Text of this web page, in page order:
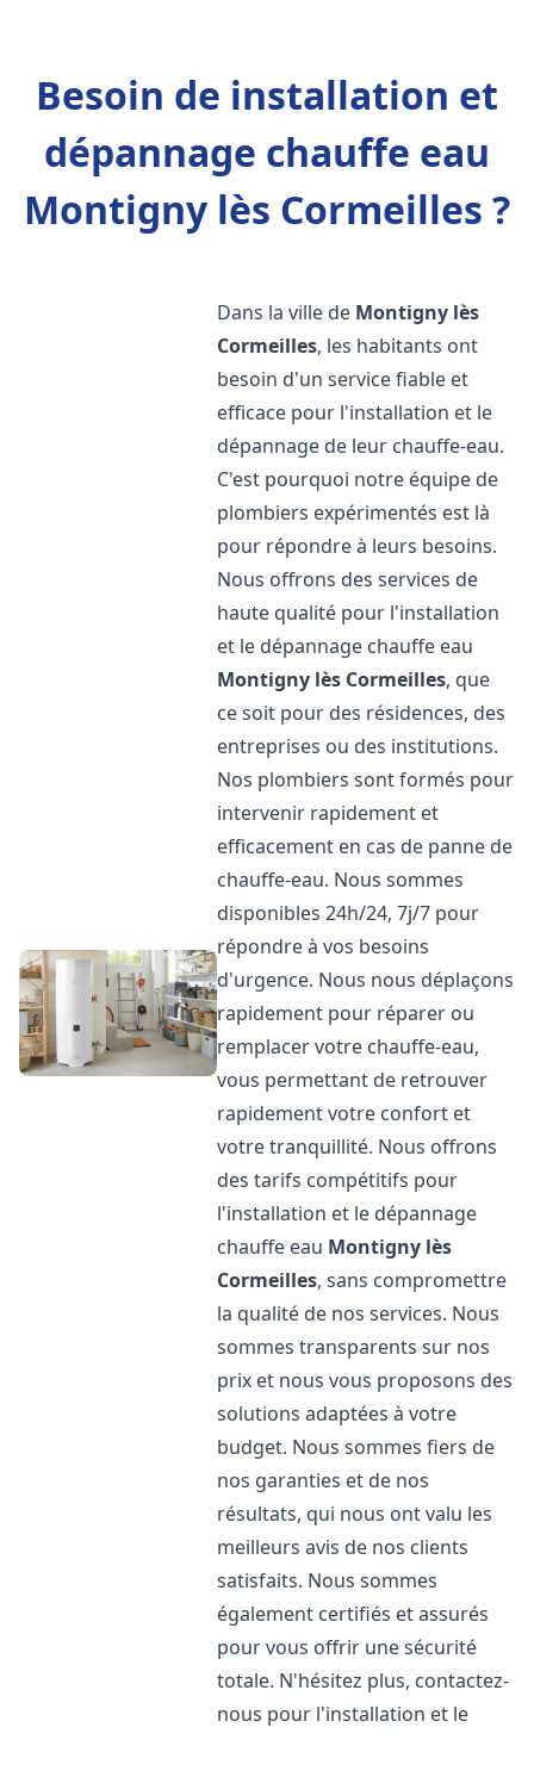
Besoin de installation et
dépannage chauffe eau
Montigny lès Cormeilles ?
Dans la ville de Montigny lès
Cormeilles, les habitants ont
besoin d'un service fiable et
efficace pour l'installation et le
dépannage de leur chauffe-eau.
C'est pourquoi notre équipe de
plombiers expérimentés est là
pour répondre à leurs besoins.
Nous offrons des services de
haute qualité pour l'installation
et le dépannage chauffe eau
Montigny lès Cormeilles, que
ce soit pour des résidences, des
entreprises ou des institutions.
Nos plombiers sont formés pour
intervenir rapidement et
efficacement en cas de panne de
chauffe-eau. Nous sommes
disponibles 24h/24, 7j/7 pour
répondre à vos besoins
d'urgence. Nous nous déplaçons
rapidement pour réparer ou
remplacer votre chauffe-eau,
vous permettant de retrouver
rapidement votre confort et
votre tranquillité. Nous offrons
des tarifs compétitifs pour
l'installation et le dépannage
chauffe eau Montigny lès
Cormeilles, sans compromettre
la qualité de nos services. Nous
sommes transparents sur nos
prix et nous vous proposons des
solutions adaptées à votre
budget. Nous sommes fiers de
nos garanties et de nos
résultats, qui nous ont valu les
meilleurs avis de nos clients
satisfaits. Nous sommes
également certifiés et assurés
pour vous offrir une sécurité
totale. N'hésitez plus, contactez-
nous pour l'installation et le